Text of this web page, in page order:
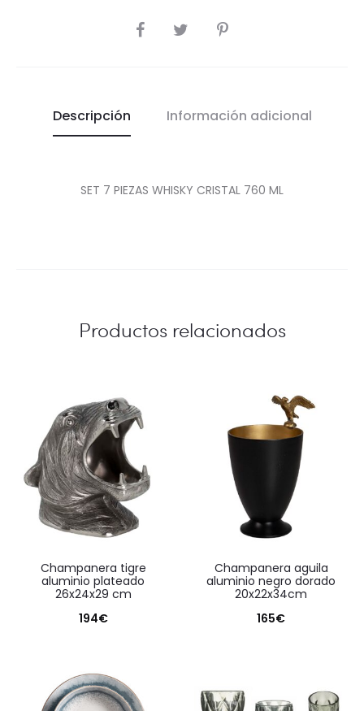
COMPARTIR
Descripción Información adicional
SET 7 PIEZAS WHISKY CRISTAL 760 ML
Productos relacionados
champanera tigre
aluminio plateado
26x24x29 cm
194€
champanera aguila
aluminio negro dorado
20x22x34cm
165€